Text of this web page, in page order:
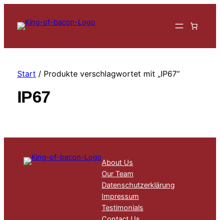
Start / Produkte verschlagwortet mit „IP67“
IP67
About Us
Our Team
Datenschutzerklärung
Impressum
Testimonials